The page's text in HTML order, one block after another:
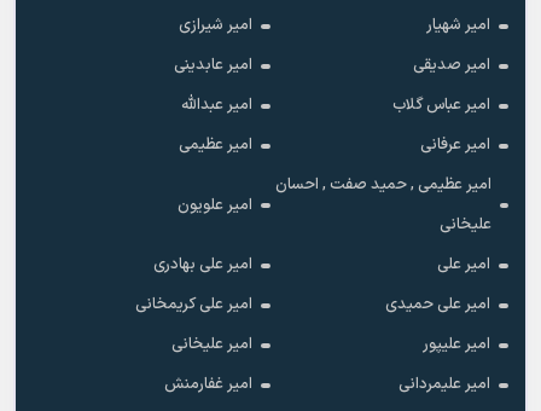
امیر شهیار
امیر شیرازی
امیر صدیقی
امیر عابدینی
امیر عباس گلاب
امیر عبدالله
امیر عرفانی
امیر عظیمی
امیر عظیمی , حمید صفت , احسان
علیخانی
امیر علویون
امیر علی
امیر علی بهادری
امیر علی حمیدی
امیر علی کریمخانی
امیر علیپور
امیر علیخانی
امیر علیمردانی
امیر غفارمنش